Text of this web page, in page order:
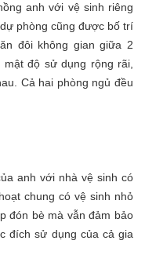
anh với vệ sinh riêng
phòng cũng được bố trí
đôi không gian giữa 2
độ sử dụng rộng rãi,
Cả hai phòng ngủ đều
anh với nhà vệ sinh có
chung có vệ sinh nhỏ
đón bè mà vẫn đảm bảo
đích sử dụng của cả gia